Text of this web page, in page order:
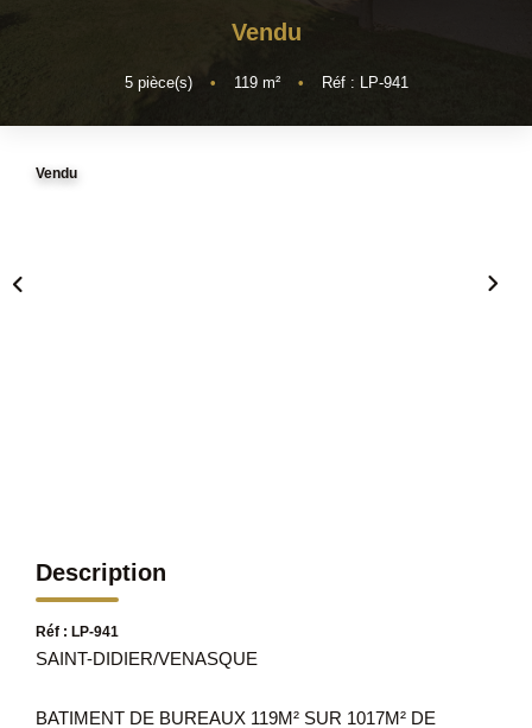
CONTACT
Vendu
5pièce(s) • 119m² • Réf : LP-941
Vendu
Description
Réf : LP-941
SAINT-DIDIER/VENASQUE
BATIMENT DE BUREAUX 119M² SUR 1017M² DE